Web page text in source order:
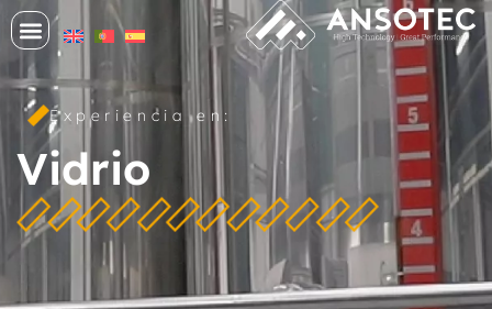
Experiencia en:
Vidrio